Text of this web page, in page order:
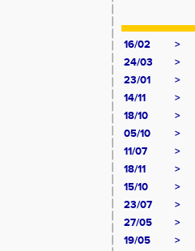
16/02 >
24/03
>
23/01
>
14/11
>
18/10
>
05/10
>
11/07
>
18/11
>
15/10
>
23/07
>
27/05
>
19/05
>